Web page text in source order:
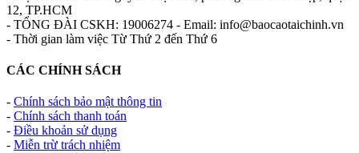
12, TP.HCM
- TỔNG ĐÀI CSKH: 19006274 - Email: info@baocaotaichinh.vn
- Thời gian làm việc Từ Thứ 2 đến Thứ 6
CÁC CHÍNH SÁCH
- Chính sách bảo mật thông tin
- Chính sách thanh toán
- Điều khoản sử dụng
- Miễn trừ trách nhiệm